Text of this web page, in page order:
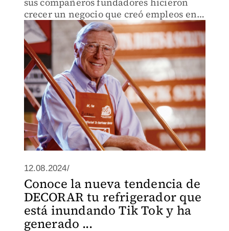
crecer un negocio que creó empleos en
todo el mundo.
12.08.2024/
Conoce la nueva tendencia de
DECORAR tu refrigerador que
está inundando Tik Tok y ha
generado ...